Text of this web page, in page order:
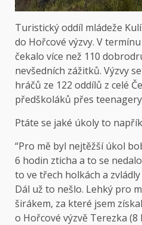
Turistický oddíl mládeže
do Hořcové výzvy. V
čekalo více než 110
nevšedních zážitků. Výzvy
hráčů ze 122 oddílů z celé
předškoláků přes
Ptáte se jaké úkoly to
“Pro mě byl nejtěžší úkol
6 hodin zticha a to se
to ve třech holkách a
Dál už to nešlo. Lehký pro
širákem, za které jsem
o Hořcové výzvě Terezka (8